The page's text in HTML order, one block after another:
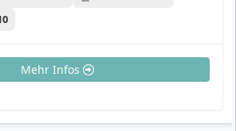
Mehr Infos